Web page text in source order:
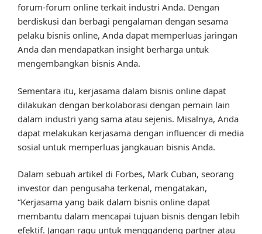
forum-forum online terkait industri Anda. Dengan
berdiskusi dan berbagi pengalaman dengan sesama
pelaku bisnis online, Anda dapat memperluas jaringan
Anda dan mendapatkan insight berharga untuk
mengembangkan bisnis Anda.
Sementara itu, kerjasama dalam bisnis online dapat
dilakukan dengan berkolaborasi dengan pemain lain
dalam industri yang sama atau sejenis. Misalnya, Anda
dapat melakukan kerjasama dengan influencer di media
sosial untuk memperluas jangkauan bisnis Anda.
Dalam sebuah artikel di Forbes, Mark Cuban, seorang
investor dan pengusaha terkenal, mengatakan,
“Kerjasama yang baik dalam bisnis online dapat
membantu dalam mencapai tujuan bisnis dengan lebih
efektif. Jangan ragu untuk menggandeng partner atau